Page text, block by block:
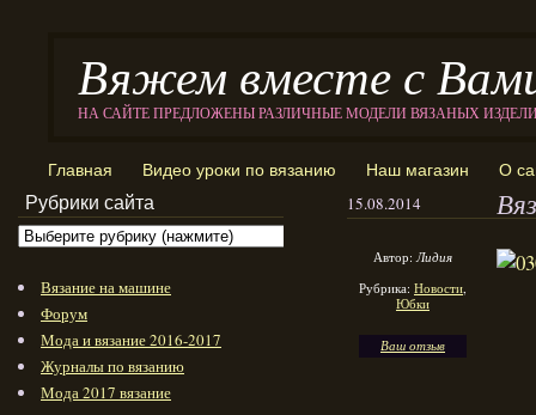
Вяжем вместе с
НА САЙТЕ ПРЕДЛОЖЕНЫ РАЗЛИЧНЫЕ МОДЕЛИ ВЯЗАНЫХ
Главная Видео уроки по вязанию Наш магазин О
15.08.2014
Автор:Лидия
Рубрика: Новости,
Юбки
Ваш отзыв
Рубрики сайта
Вязание на машине
Форум
Мода и вязание 2016-2017
Журналы по вязанию
Мода 2017 вязание